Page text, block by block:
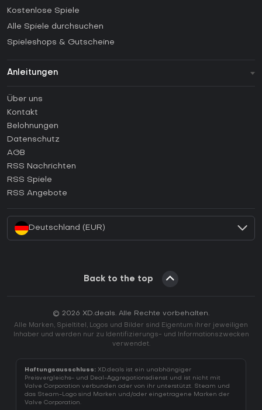
Kostenlose Spiele
Alle Spiele durchsuchen
Spieleshops & Gutscheine
Anleitungen
Anleitungen
Wie aktiviert man einen Steam CD Key?
Wie aktiviert man einen Epic Games CD Key?
Wie aktiviert man einen GOG CD Key?
Wie aktiviert man einen Ubisoft Connect CD Key?
Über uns
Kontakt
Belohnungen
Datenschutz
AGB
RSS Nachrichten
RSS Spiele
RSS Angebote
Deutschland (EUR)
Back to the top
© 2026 XD.deals. Alle Rechte vorbehalten.
Alle Marken, Spieltitel, Logos und Bilder sind Eigentum ihrer jeweiligen
Inhaber und werden nur zu Identifizierungs- und Informationszwecken
verwendet.
Haftungsausschluss: XD.deals ist ein unabhängiger
Preisvergleichs- und Deal-Aggregationsdienst und ist nicht mit
Valve Corporation verbunden oder von ihr unterstützt. Steam und
das Steam-Logo sind Marken und/oder eingetragene Marken der
Valve Corporation.